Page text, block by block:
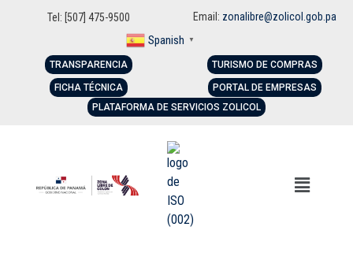
Tel: [507] 475-9500 Email: zonalibre@zolicol.gob.pa
Spanish ▼
TRANSPARENCIA
FICHA TÉCNICA
TURISMO DE COMPRAS
PORTAL DE EMPRESAS
PLATAFORMA DE SERVICIOS ZOLICOL